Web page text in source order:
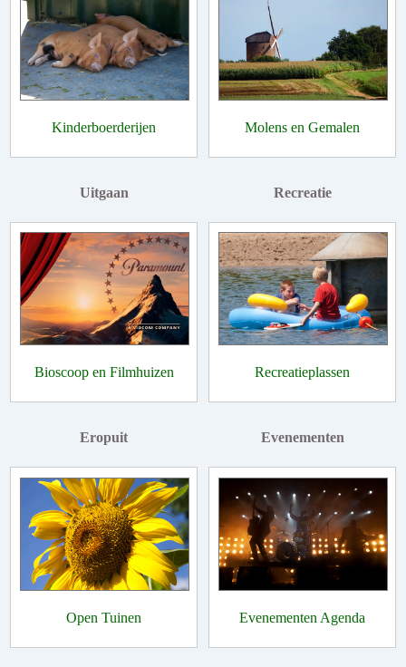
Kinderboerderijen Molens en Gemalen
Uitgaan
Bioscoop en Filmhuizen
Recreatie
Recreatieplassen
Eropuit
Open Tuinen
Evenementen
Evenementen Agenda